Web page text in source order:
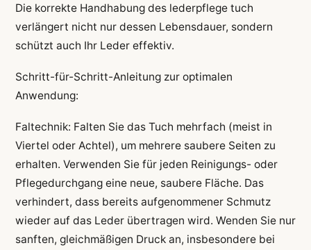
Die korrekte Handhabung des lederpflege tuch
verlängert nicht nur dessen Lebensdauer, sondern
schützt auch Ihr Leder effektiv.
Schritt-für-Schritt-Anleitung zur optimalen
Anwendung:
Faltechnik: Falten Sie das Tuch mehrfach (meist in
Viertel oder Achtel), um mehrere saubere Seiten zu
erhalten. Verwenden Sie für jeden Reinigungs- oder
Pflegedurchgang eine neue, saubere Fläche. Das
verhindert, dass bereits aufgenommener Schmutz
wieder auf das Leder übertragen wird. Wenden Sie nur
sanften, gleichmäßigen Druck an, insbesondere bei